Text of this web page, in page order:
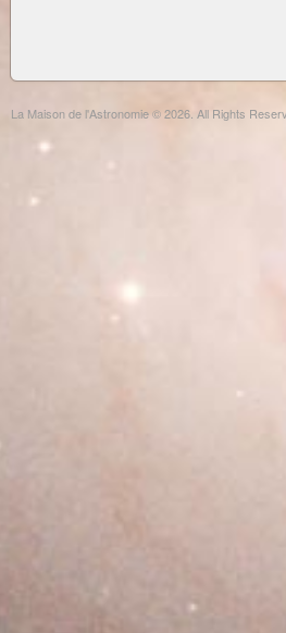
La Maison de l'Astronomie © 2026. All Rights